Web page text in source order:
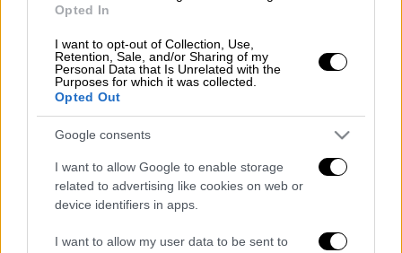
Opted In
I want to opt-out of Collection, Use,
Retention, Sale, and/or Sharing of my
Personal Data that Is Unrelated with the
Purposes for which it was collected.
Opted Out
Google consents
I want to allow Google to enable storage
related to advertising like cookies on web or
device identifiers in apps.
I want to allow my user data to be sent to
Υπό αδιευκρίνιστες συνθήκες, ο 74χρονος
πατέρας φέρεται να ξεκίνησε να
διαπληκτίζεται με τον κόρη του,
τραυματίζοντάς την μεμαχαίρι στον λαιμό
Η 29χρονη μεταφέρθηκε με ασθενοφόρο του
ΕΚΑΒ στο νοσοκομείο, όπου νοσηλεύεται
εκτός κινδύνου.